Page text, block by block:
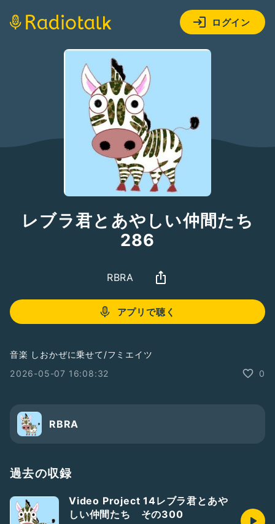
ログイン
レブラ君とあやしい仲間たち
286
RBRA
アプリで聴く
音楽 しおかぜに乗せて/フミエイツ
2026-05-07 16:08:32
0
RBRA
過去の収録
Video Project 14レブラ君とあや
しい仲間たち その300